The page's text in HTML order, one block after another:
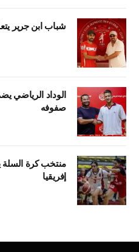
شباب ابن جرير
الوداد الرياضي
صفوفه
منتخب كرة السلة
إفريقيا